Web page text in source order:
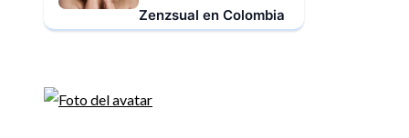
Zenzsual en Colombia